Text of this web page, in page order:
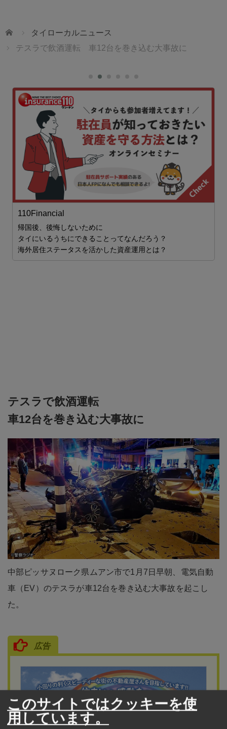
ホーム
タイローカルニュース
テスラで飲酒運転 車12台を巻き込む大事故に
110Financial
帰国後、後悔しないために
タイにいるうちにできることってなんだろう？
海外居住ステータスを活かした資産運用とは？
テスラで飲酒運転
車12台を巻き込む大事故に
中部ピッサヌローク県ムアン市で1月7日早朝、電気自動
車（EV）のテスラが車12台を巻き込む大事故を起こし
た。
広告
このサイトではクッキーを使
用しています。